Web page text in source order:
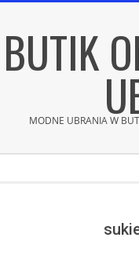
content
BUTIK
MODNE UBRANIA W